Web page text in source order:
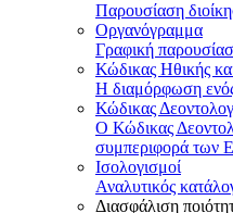
Παρουσίαση
Οργανόγραμμα
Γραφική
Κώδικας Ηθικής
Η διαμόρφωση ενός
Κώδικας
Ο Κώδικας
συμπεριφορά των
Ισολογισμοί
Αναλυτικός
Διασφάλιση